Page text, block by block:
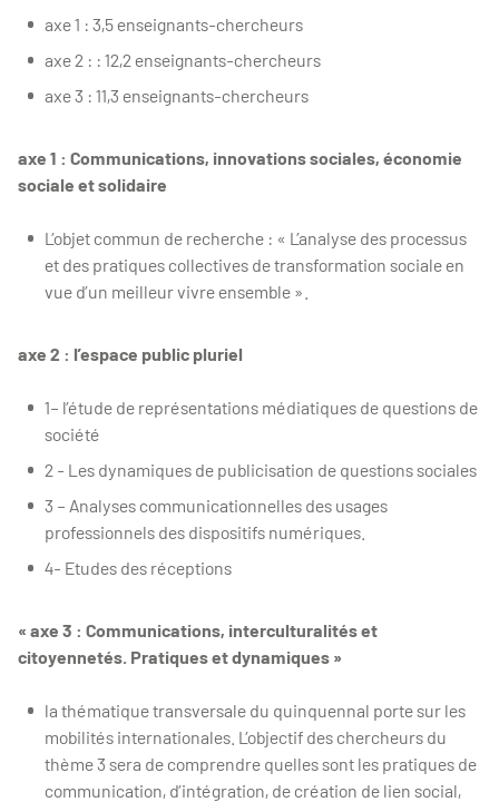
axe 1 : 3,5 enseignants-chercheurs
axe 2 : : 12,2 enseignants-chercheurs
axe 3 : 11,3 enseignants-chercheurs
axe 1 : Communications, innovations sociales, économie
sociale et solidaire
L’objet commun de recherche : « L’analyse des processus
et des pratiques collectives de transformation sociale en
vue d’un meilleur vivre ensemble ».
axe 2 : l’espace public pluriel
1– l’étude de représentations médiatiques de questions de
société
2 - Les dynamiques de publicisation de questions sociales
3 – Analyses communicationnelles des usages
professionnels des dispositifs numériques.
4- Etudes des réceptions
« axe 3 : Communications, interculturalités et
citoyennetés. Pratiques et dynamiques »
la thématique transversale du quinquennal porte sur les
mobilités internationales. L’objectif des chercheurs du
thème 3 sera de comprendre quelles sont les pratiques de
communication, d’intégration, de création de lien social,